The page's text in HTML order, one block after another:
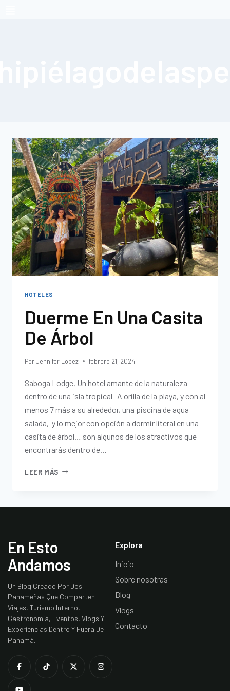
HOTELES
Duerme En Una Casita
De Árbol
PorJennifer Lopez febrero 21, 2024
Saboga Lodge, Un hotel amante de la naturaleza
dentro de una isla tropical A orilla de la playa, y con al
menos 7 más a su alrededor, una piscina de agua
salada, y lo mejor con opción a dormir literal en una
casita de árbol… son algunos de los atractivos que
encontrarás dentro de…
LEER MÁS
En Esto
Andamos
Un Blog Creado Por Dos
Panameñas Que Comparten
Viajes, Turismo Interno,
Gastronomía, Eventos, Vlogs Y
Experiencias Dentro Y Fuera De
Panamá.
Explora
Inicio
Sobre nosotras
Blog
Vlogs
Contacto